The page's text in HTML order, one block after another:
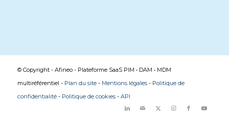
© Copyright - Afineo - Plateforme SaaS PIM • DAM • MDM
multiréférentiel - Plan du site- Mentions légales- Politique de
confidentialité- Politique de cookies- API